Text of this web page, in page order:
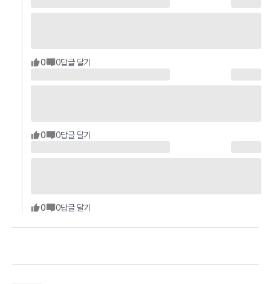
0 0답글 달기
0 0답글 달기
0 0답글 달기